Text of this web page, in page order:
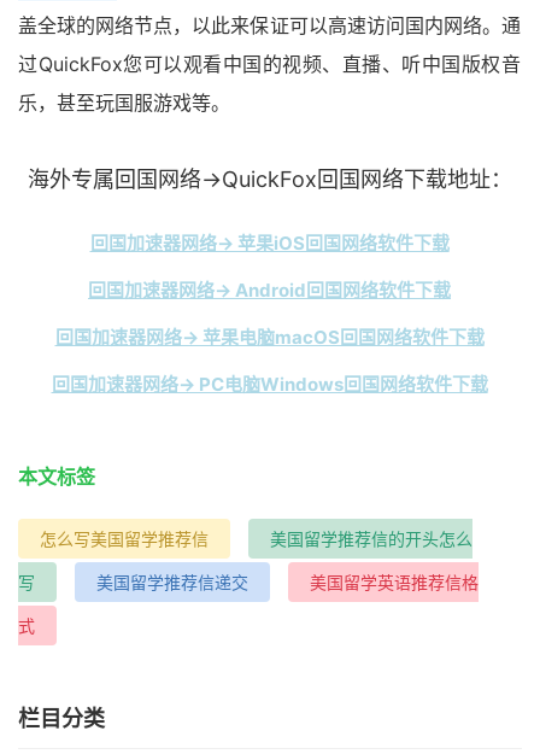
盖全球的网络节点，以此来保证可以高速访问国内网络。通
过QuickFox您可以观看中国的视频、直播、听中国版权音
乐，甚至玩国服游戏等。
海外专属回国网络→QuickFox回国网络下载地址：
回国加速器网络→ 苹果iOS回国网络软件下载
回国加速器网络→ Android回国网络软件下载
回国加速器网络→ 苹果电脑macOS回国网络软件下载
回国加速器网络→ PC电脑Windows回国网络软件下载
本文标签
怎么写美国留学推荐信 美国留学推荐信的开头怎么
写 美国留学推荐信递交 美国留学英语推荐信格
式
栏目分类